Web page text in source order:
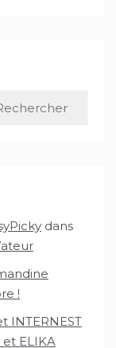
dans
!
INTERNEST
et ELIKA